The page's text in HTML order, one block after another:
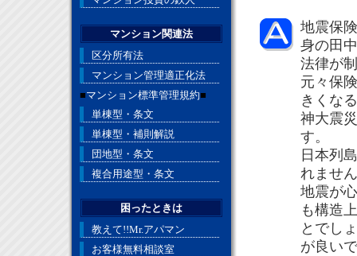
地震保
身の田
法律が
元々保
きくな
神大震
す。
日本列
れませ
地震が
も構造
とでし
が良い
マンション関連法
区分所有法
マンション管理適正化法
■マンション標準管理規約■
単棟型・条文
単棟型・補則解説
団地型・条文
複合用途型・条文
困ったときは
教えて!!Mr.アパマン
お客様無料相談室